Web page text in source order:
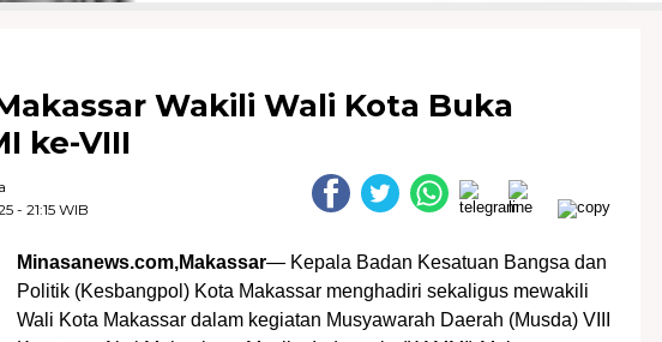
Wakili Wali Kota Buka
ke-VIII
- 21:15 WIB
Minasanews.com,Makassar— Kepala Badan Kesatuan Bangsa dan
Politik (Kesbangpol) Kota Makassar menghadiri sekaligus mewakili
Wali Kota Makassar dalam kegiatan Musyawarah Daerah (Musda) VIII